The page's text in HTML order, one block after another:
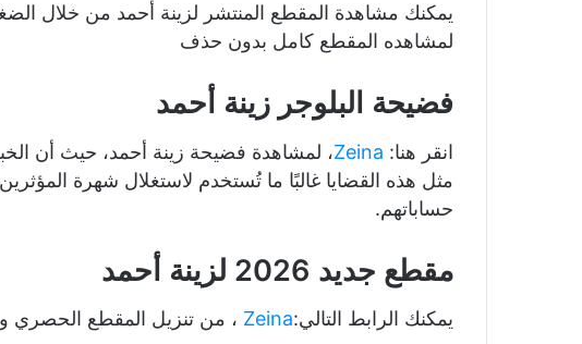
يمكنك مشاهدة المقطع المنتشر لزينة أحمد من خلال
لمشاهده المقطع كامل بدون حذف
فضيحة البلوجر زينة أحمد
انقر هنا: Zeina، لمشاهدة فضيحة زينة أحمد، حيث أن
مثل هذه القضايا غالبًا ما تُستخدم لاستغلال شهرة
حساباتهم.
مقطع جديد 2026 لزينة أحمد
يمكنك الرابط التالي:Zeina ، من تنزيل المقطع الحصري